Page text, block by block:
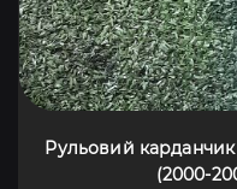
Рульовий карданчик
(2000-